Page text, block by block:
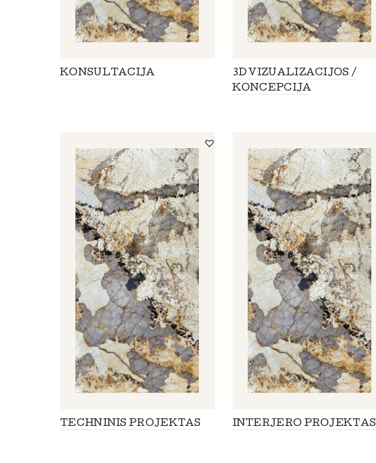
KONSULTACIJA
3D VIZUALIZACIJOS /
KONCEPCIJA
TECHNINIS PROJEKTAS INTERJERO PROJEKTAS